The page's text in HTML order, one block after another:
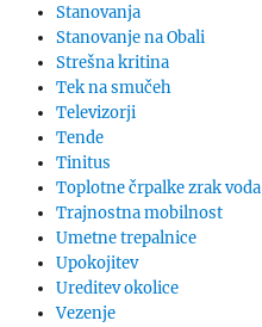
Stanovanja
Stanovanje na Obali
Strešna kritina
Tek na smučeh
Televizorji
Tende
Tinitus
Toplotne črpalke zrak voda
Trajnostna mobilnost
Umetne trepalnice
Upokojitev
Ureditev okolice
Vezenje